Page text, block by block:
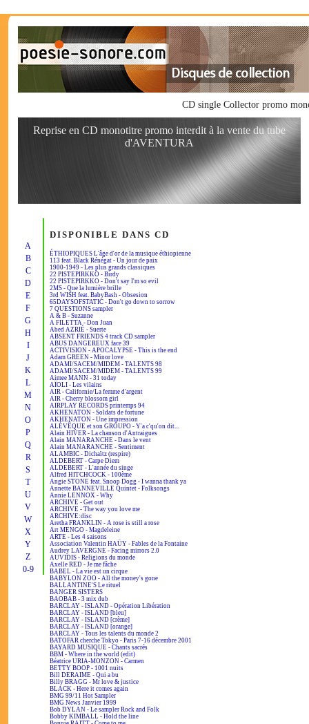
CD single Collector promo
Reprise en CD monotitre promo interdit à la vente du tube
d'AVENTURA
A
B
C
D
E
F
G
H
I
J
K
L
M
N
O
P
Q
R
S
T
U
V
W
X
Y
Z
0-9
DISPONIBLE DANS CD
ÉTHIOPIQUES L'âge d'or de la musique éthiopienne
113 feat. Black Rénégat - Un jour de paix
1900-1949 - Les plus grands classiques
22 PISTEPIRKKO - Birdy
22 PISTEPIRKKO - Don't say I'm so evil
2MS - Que la lumière brille
3rd WISH feat. BabyBash - Obsesion
65DAYSOFSTATIC - Don't go down to sorrow
7 QUESTIONS sampler
A & B - Suzanne
A FILETTA - Don Juan
Abed AZRIÉ - Suerte
ABSENT FRIENDS 4 track CD sampler
ABUS DANGEREUX face 39
ACTIVISION - APOCALYPSE - This is the end
Adam GREEN - Minor love
ADAMI/SACEM/MIDEM - TALENTS 98
ADAMI/SACEM/MIDEM - TALENTS 99
Aimee MANN - 31 today
AÏOLI - Les vilains
AIR - Californie/La femme d'argent
AIR - Cherry blossom girl
AIRPLAY RECORDS printemps 94
AKHENATON - Soldats de fortune
AKHENATON - Une impression
ALÉVÊQUE et son GROUPO - Y'a c'qu'on dit...
Alain HIVER - La chanson d'Antraigues
Alain MANARANCHE - Dans le vent
Alain MANARANCHE - Sentiment
ALAMBIC - Dichaïtz (respire)
ALDEBERT - Carpe Diem
ALDEBERT - L'année du singe
Alfred HITCHCOCK - 100ème
Angie STONE feat. Snoop Dogg - I wanna thank ya
Annette BANNEVILLE Quintet - Folksongs
Annie LENNOX - Why
ARCHIVE - Get out
ARCHIVE - The way you love me
ARCHIVE:disc
Aretha FRANKLIN - A rose is still a rose
Art MENGO - Magdeleine
ARTE - Les 4 saisons
Association Valentin HAÜY - Fables de la Fontaine
Audrey LAVERGNE - Facing mirrors 2.0
AUVIDIS - Religions du monde
Axelle RED - Je me fâche
BABEL - La vie est un cirque
BABYLON ZOO - All the money's gone
BALLANTINE'S Le rituel
BANGER SISTERS
BAOBAB - 3 mix dub
BARCLAY - ISLAND - Opération Libération
BARCLAY - ISLAND [bleu]
BARCLAY - ISLAND [crème]
BARCLAY - ISLAND [orange]
BARCLAY - Tous les talents du monde 2
BATOFAR cherche Tokyo - Paris 7-16 décembre 2001
BAYARD MUSIQUE - Chants sacrés
BBM - Where in the world (edit)
Béatrice URIA-MONZON - Carmen
BETTY BOOP - 1001 nuits
Bill DERAIME - Qui a bu
Billy BRAGG - Mr love & justice
BLACK - Here it comes again
BMG 99/11 Hot Sampler
BMG News Janvier 1999
Bob DYLAN - Le sampler Rock and Folk
Bobby KIMBALL - Hold the line